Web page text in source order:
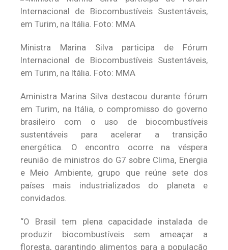
Ministra Marina Silva participa de Fórum
Internacional de Biocombustíveis Sustentáveis,
em Turim, na Itália. Foto: MMA
Aministra Marina Silva destacou durante fórum
em Turim, na Itália, o compromisso do governo
brasileiro com o uso de biocombustíveis
sustentáveis para acelerar a transição
energética. O encontro ocorre na véspera
reunião de ministros do G7 sobre Clima, Energia
e Meio Ambiente, grupo que reúne sete dos
países mais industrializados do planeta e
convidados.
“O Brasil tem plena capacidade instalada de
produzir biocombustíveis sem ameaçar a
floresta, garantindo alimentos para a população